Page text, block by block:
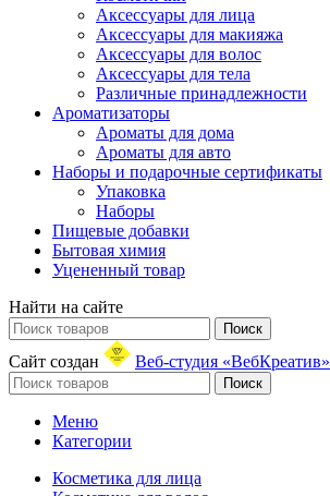
Аксессуары для лица
Аксессуары для макияжа
Аксессуары для волос
Аксессуары для тела
Различные принадлежности
Ароматизаторы
Ароматы для дома
Ароматы для авто
Наборы и подарочные сертификаты
Упаковка
Наборы
Пищевые добавки
Бытовая химия
Уцененный товар
Найти на сайте
Поиск
Сайт создан Веб-студия «ВебКреатив»
Поиск
Меню
Категории
Косметика для лица